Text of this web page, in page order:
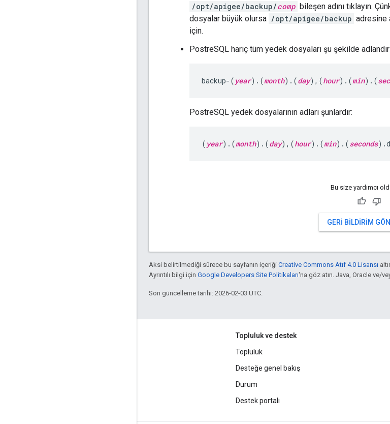
/opt/apigee/backup/comp bileşen adını tıklayın.
dosyalar büyük olursa /opt/apigee/backup adresine
için.
PostreSQL hariç tüm yedek dosyaları şu şekilde
backup-( year).(month).(day),(hour).(min).(
PostreSQL yedek dosyalarının adları şunlardır:
( year).(month).(day),(hour).(min).(seconds
Bu size yardımcı
GERI BILDIRIM
Aksi belirtilmediği sürece bu sayfanın içeriği Creative Commons Atıf 4.0 Lisansı
Ayrıntılı bilgi için Google Developers Site Politikaları'na göz atın. Java, Oracle ve/
Son güncelleme tarihi: 2026-02-03 UTC.
Topluluk ve destek
Topluluk
Desteğe genel bakış
Durum
Destek portalı